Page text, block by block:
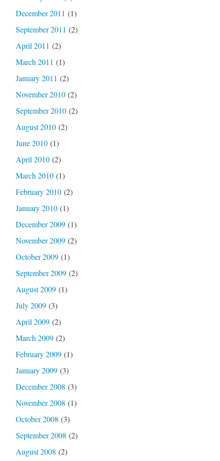
December 2011 (1)
September 2011 (2)
April 2011 (2)
March 2011 (1)
January 2011 (2)
November 2010(2)
September 2010(2)
August 2010(2)
June 2010(1)
April 2010(2)
March 2010(1)
February 2010(2)
January 2010(1)
December 2009(1)
November 2009(2)
October 2009(1)
September 2009(2)
August 2009(1)
July 2009(3)
April 2009(2)
March 2009(2)
February 2009(1)
January 2009(3)
December 2008 (3)
November 2008 (1)
October 2008 (3)
September 2008 (2)
August 2008 (2)